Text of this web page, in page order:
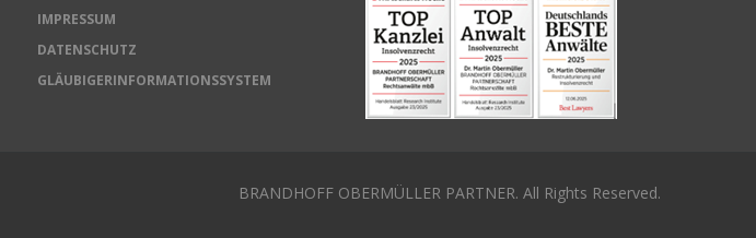
IMPRESSUM
DATENSCHUTZ
GLÄUBIGERINFORMATIONSSYSTEM
BRANDHOFF OBERMÜLLER PARTNER. All Rights Reserved.